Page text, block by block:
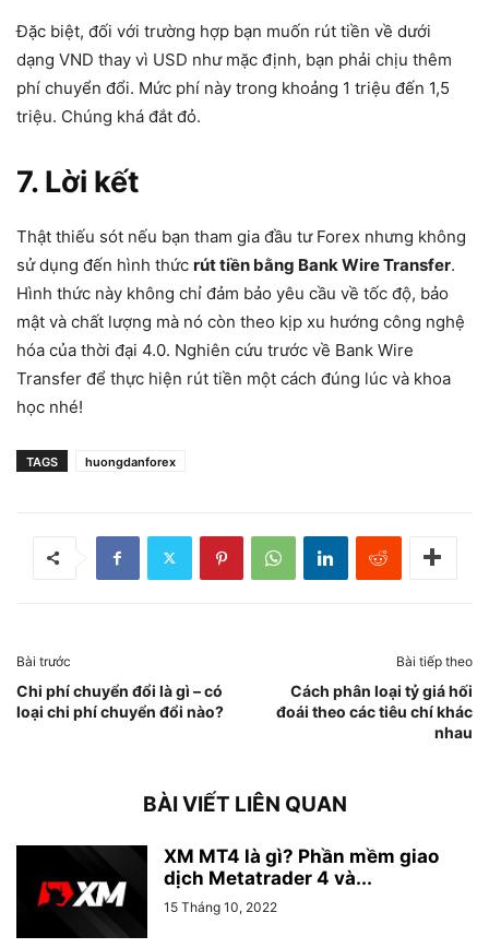
Đặc biệt, đối với trường hợp bạn muốn rút tiền về dưới
dạng VND thay vì USD như mặc định, bạn phải chịu thêm
phí chuyển đổi. Mức phí này trong khoảng 1 triệu đến 1,5
triệu. Chúng khá đắt đỏ.
7. Lời kết
Thật thiếu sót nếu bạn tham gia đầu tư Forex nhưng không
sử dụng đến hình thức rút tiền bằng Bank Wire Transfer.
Hình thức này không chỉ đảm bảo yêu cầu về tốc độ, bảo
mật và chất lượng mà nó còn theo kịp xu hướng công nghệ
hóa của thời đại 4.0. Nghiên cứu trước về Bank Wire
Transfer để thực hiện rút tiền một cách đúng lúc và khoa
học nhé!
TAGS huongdanforex
Bài trước
Chi phí chuyển đổi là gì – có
loại chi phí chuyển đổi nào?
Bài tiếp theo
Cách phân loại tỷ giá hối
đoái theo các tiêu chí khác
nhau
BÀI VIẾT LIÊN QUAN
XM MT4 là gì? Phần mềm giao
dịch Metatrader 4 và...
15 Tháng 10, 2022